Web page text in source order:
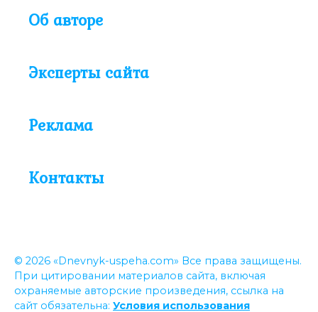
Об авторе
Эксперты сайта
Реклама
Контакты
© 2026 «Dnevnyk-uspeha.com» Все права защищены.
При цитировании материалов сайта, включая
охраняемые авторские произведения, ссылка на
сайт обязательна: Условия использования